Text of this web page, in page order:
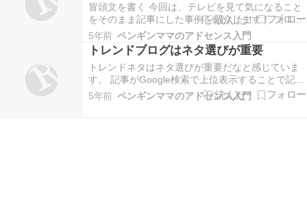
冒頭文を書く 今回は、テレビを見て気になること
をそのまま記事にした事例を紹介します！ ブログ
初心者がアドセンスで稼げない理由とは？ ブログ
初心者がアドセンスで稼げない理由として 何につ
いて書いたら良いかわからない。 ライバルが多す
ぎるものを扱っている。 需要がないもの＝ほとん
ど読…
5年前 ペンギンママのアドセンス入門
トレンドブログはネタ選びが重要
トレンドネタはネタ選びが重要だなと感じていま
す。 記事がGoogle検索で上位表示することで記事
にアクセスが多く来ます。 ネタが新鮮なほどライ
バルが少ない状態で記事が書けるから 簡単に上位
5年前 ペンギンママのアドセンス入門